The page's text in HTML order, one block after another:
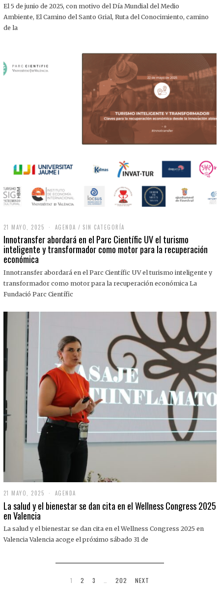
,
0
El 5 de junio de 2025, con motivo del Día Mundial del Medio
Ambiente, El Camino del Santo Grial, Ruta del Conocimiento, camino
de la
21 MAYO, 2025
M
A
Y
,
0
2
AGENDA / SIN CATEGORÍA
Innotransfer abordará en el Parc Científic UV el turismo
inteligente y transformador como motor para la recuperación
económica
Innotransfer abordará en el Parc Científic UV el turismo inteligente y
transformador como motor para la recuperación económica La
Fundació Parc Científic
21 MAYO, 2025
1
M
O
,
AGENDA
La salud y el bienestar se dan cita en el Wellness Congress 2025
en Valencia
La salud y el bienestar se dan cita en el Wellness Congress 2025 en
Valencia Valencia acoge el próximo sábado 31 de
1 2 3 202 NEXT